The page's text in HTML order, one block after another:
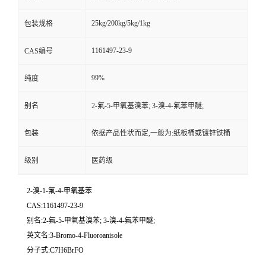
包装规格 25kg/200kg/5kg/1kg
CAS编号 1161497-23-9
纯度 99%
别名 2-氟-5-甲氧基溴苯; 3-溴-4-氟苯甲醚;
包装 依据产品性状而定,一般为:纸板桶或镀锌铁桶
级别 医药级
2-溴-1-氟-4-甲氧基苯
CAS:1161497-23-9
别名:2-氟-5-甲氧基溴苯; 3-溴-4-氟苯甲醚;
英文名:3-Bromo-4-Fluoroanisole
分子式:C7H6BrFO